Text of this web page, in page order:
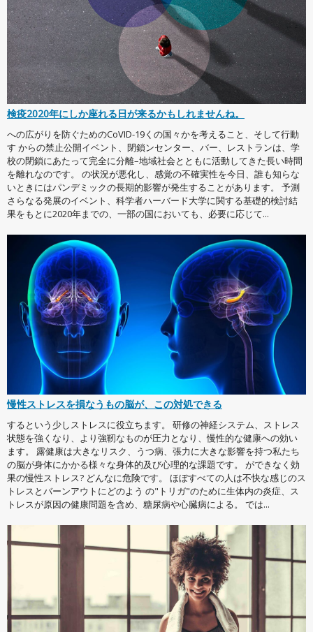
検疫2020年にしか座れる日が来るかもしれませんね。
への広がりを防ぐためのCoVID-19くの国々かを考えること、そして行動
す からの禁止公開イベント、閉鎖ンセンター、バー、レストランは、学
校の閉鎖にあたって完全に分離–地域社会とともに活動してきた長い時間
を離れなのです。 の状況が悪化し、感覚の不確実性を今日、誰も知らな
いときにはパンデミックの長期的影響が発生することがあります。 予測
さらなる発展のイベント、科学者ハーバード大学に関する基礎的検討結
果をもとに2020年までの、一部の国においても、必要に応じて...
慢性ストレスを損なうもの脳が、この対処できる
するという少しストレスに役立ちます。 研修の神経システム、ストレス
状態を強くなり、より強靭なものが圧力となり、慢性的な健康への効い
ます。 露健康は大きなリスク、うつ病、張力に大きな影響を持つ私たち
の脳が身体にかかる様々な身体的及び心理的な課題です。 ができなく効
果の慢性ストレス? どんなに危険です。 ほぼすべての人は不快な感じのス
トレスとバーンアウトにどのよう の"トリガ"のために生体内の炎症、ス
トレスが原因の健康問題を含め、糖尿病や心臓病による。 では...